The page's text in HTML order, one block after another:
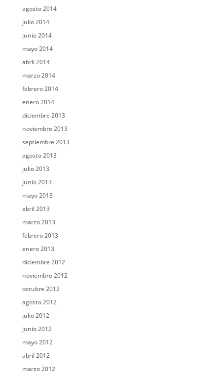
agosto 2014
julio 2014
junio 2014
mayo 2014
abril 2014
marzo 2014
febrero 2014
enero 2014
diciembre 2013
noviembre 2013
septiembre 2013
agosto 2013
julio 2013
junio 2013
mayo 2013
abril 2013
marzo 2013
febrero 2013
enero 2013
diciembre 2012
noviembre 2012
octubre 2012
agosto 2012
julio 2012
junio 2012
mayo 2012
abril 2012
marzo 2012